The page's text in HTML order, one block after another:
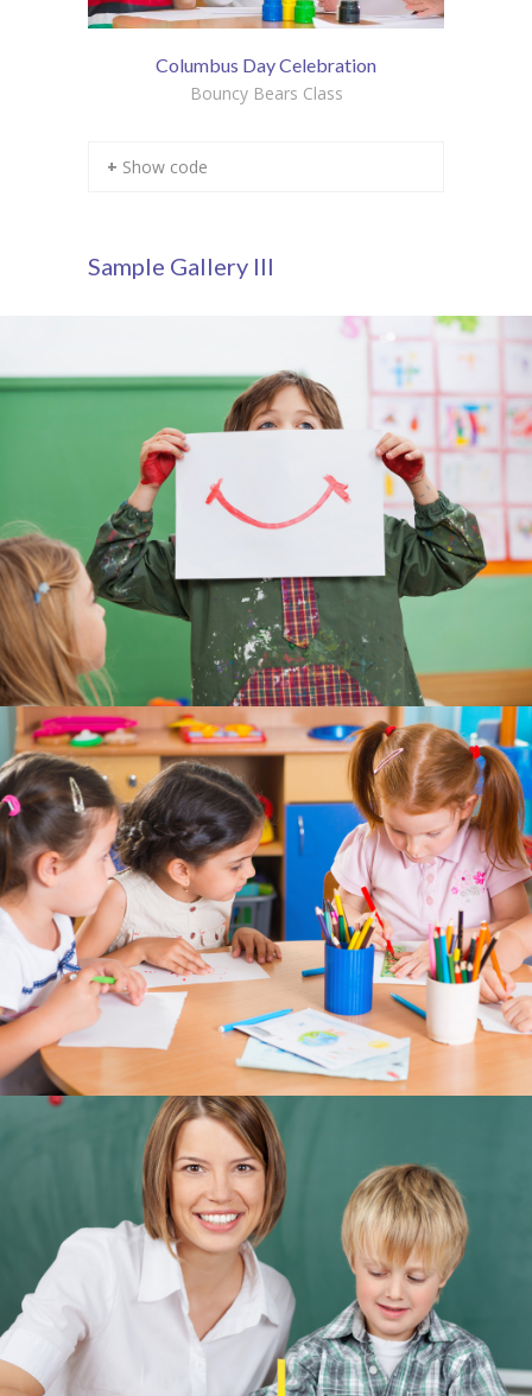
Columbus Day Celebration
Bouncy Bears Class
+ Show code
Sample Gallery III